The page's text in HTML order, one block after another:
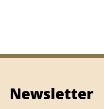
Newsletter